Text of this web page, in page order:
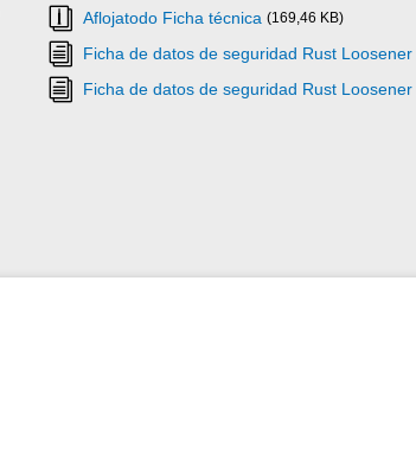
Aflojatodo Ficha técnica (169,46 KB)
Ficha de datos de seguridad Rust Loosener
Ficha de datos de seguridad Rust Loosener